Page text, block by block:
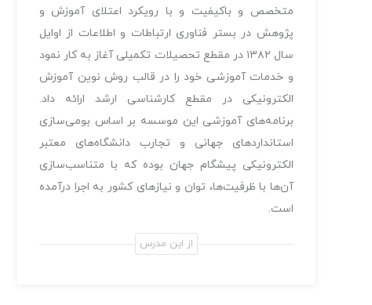
متخصص و باکیفیت و با رویکرد اعتلای آموزش و
پژوهش در بستر فناوری ارتباطات و اطلاعات از اوایل
سال ۱۳۸۲ در مقطع تحصیلات تکمیلی آغاز به کار نمود
و خدمات آموزشی خود را در قالب روش نوین آموزش
الکترونیکی در مقطع کارشناسی ارشد ارائه داد.
برنامه‌های آموزشی این موسسه بر اساس بومی‌سازی
استانداردهای جهانی و تجارب دانشگاه‌های معتبر
الکترونیکی پیشگام جهان بوده که با متناسب‌سازی
آن‌ها با ظرفیت‌ها، توان و نیازهای کشور به اجرا درآمده
است.
از این مدرس